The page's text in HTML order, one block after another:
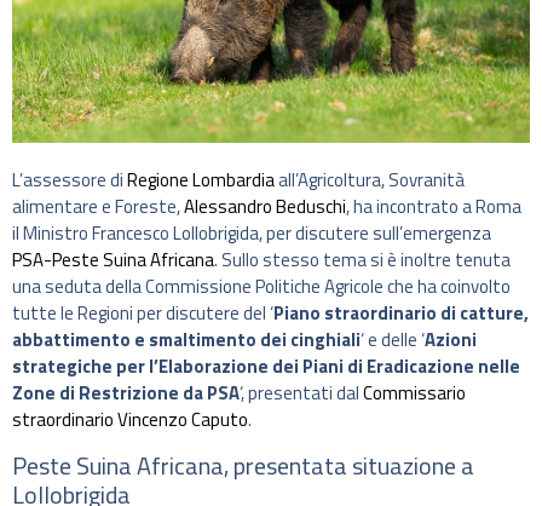
L’assessore diRegione Lombardiaall’Agricoltura, Sovranità
alimentare e Foreste,Alessandro Beduschi, ha incontrato a Roma
il Ministro Francesco Lollobrigida, per discutere sull’emergenza
PSA-Peste Suina Africana. Sullo stesso tema si è inoltre tenuta
una seduta della Commissione Politiche Agricole che ha coinvolto
tutte le Regioni per discutere del ‘Piano straordinario di catture,
abbattimento e smaltimento dei cinghiali‘ e delle ‘Azioni
strategiche per l’Elaborazione dei Piani di Eradicazione nelle
Zone di Restrizione da PSA‘, presentati dalCommissario
straordinario Vincenzo Caputo.
Peste Suina Africana, presentata situazione a
Lollobrigida